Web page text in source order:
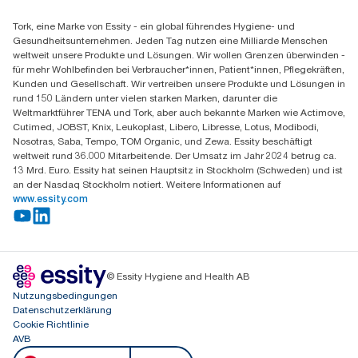
Essity Switzerland AG
Parkstraße 1b
6214 Schenkon
Mo-Do 8:00-16:30 | Fr 8:00-15:00
GLN: 7609999000928
Tork, eine Marke von Essity - ein global führendes Hygiene- und
Gesundheitsunternehmen. Jeden Tag nutzen eine Milliarde Menschen
weltweit unsere Produkte und Lösungen. Wir wollen Grenzen überwinden -
für mehr Wohlbefinden bei Verbraucher*innen, Patient*innen, Pflegekräften,
Kunden und Gesellschaft. Wir vertreiben unsere Produkte und Lösungen in
rund 150 Ländern unter vielen starken Marken, darunter die
Weltmarktführer TENA und Tork, aber auch bekannte Marken wie Actimove,
Cutimed, JOBST, Knix, Leukoplast, Libero, Libresse, Lotus, Modibodi,
Nosotras, Saba, Tempo, TOM Organic, und Zewa. Essity beschäftigt
weltweit rund 36.000 Mitarbeitende. Der Umsatz im Jahr 2024 betrug ca.
13 Mrd. Euro. Essity hat seinen Hauptsitz in Stockholm (Schweden) und ist
an der Nasdaq Stockholm notiert. Weitere Informationen auf
www.essity.com
© Essity Hygiene and Health AB
Nutzungsbedingungen
Datenschutzerklärung
Cookie Richtlinie
AVB